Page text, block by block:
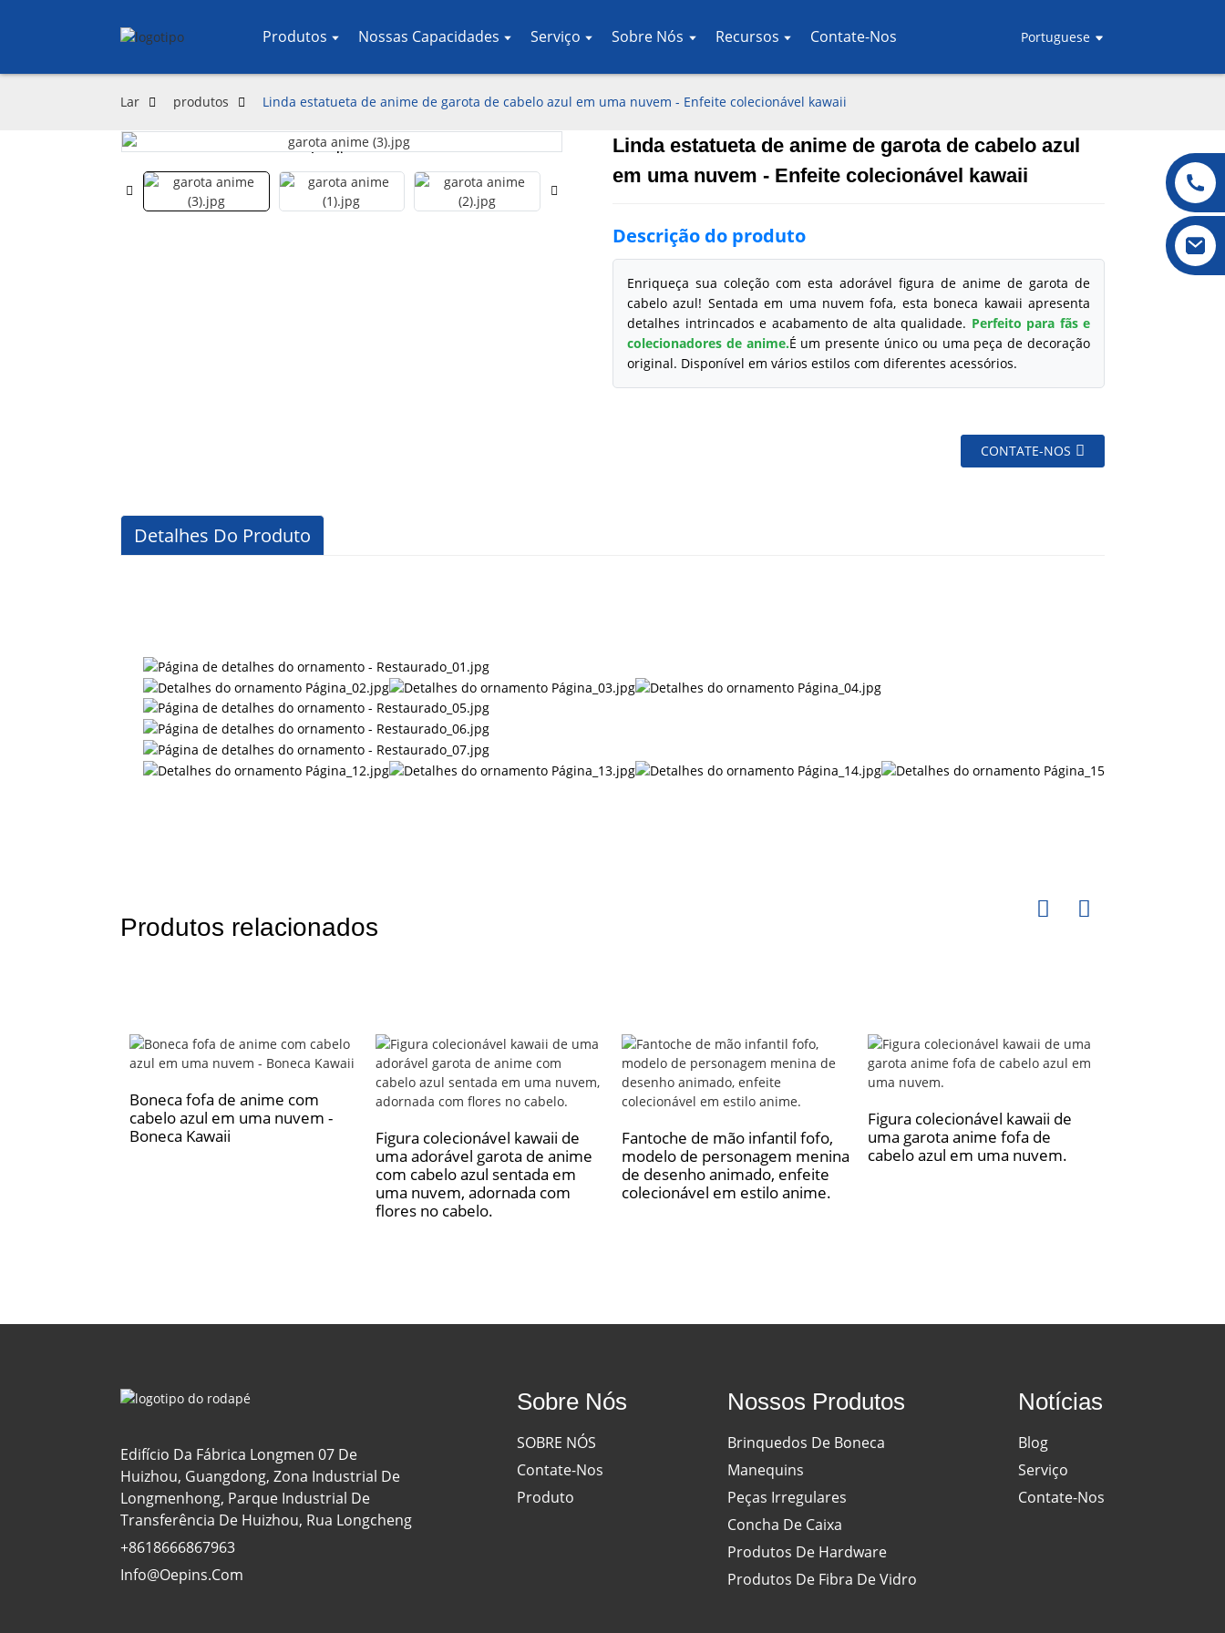
Produtos Nossas Capacidades Serviço Sobre Nós Recursos Contate-Nos Portuguese
Lar produtos Linda estatueta de anime de garota de cabelo azul em uma nuvem - Enfeite colecionável kawaii
Loading...
Loading... Loading...
Loading...
Linda estatueta de anime de garota de cabelo azul
em uma nuvem - Enfeite colecionável kawaii
Descrição do produto
Enriqueça sua coleção com esta adorável figura de anime de garota de
cabelo azul! Sentada em uma nuvem fofa, esta boneca kawaii apresenta
detalhes intrincados e acabamento de alta qualidade. Perfeito para fãs e
colecionadores de anime.É um presente único ou uma peça de decoração
original. Disponível em vários estilos com diferentes acessórios.
CONTATE-NOS
Detalhes Do Produto
Produtos relacionados
Boneca fofa de anime com
cabelo azul em uma nuvem -
Boneca Kawaii
Figura colecionável kawaii de
uma adorável garota de anime
com cabelo azul sentada em
uma nuvem, adornada com
flores no cabelo.
Fantoche de mão infantil fofo,
modelo de personagem menina
de desenho animado, enfeite
colecionável em estilo anime.
Figura colecionável kawaii de
uma garota anime fofa de
cabelo azul em uma nuvem.
Edifício Da Fábrica Longmen 07 De
Huizhou, Guangdong, Zona Industrial De
Longmenhong, Parque Industrial De
Transferência De Huizhou, Rua Longcheng
+8618666867963
Info@oepins.com
Sobre Nós
SOBRE NÓS
Contate-Nos
Produto
Nossos Produtos
Brinquedos De Boneca
Manequins
Peças Irregulares
Concha De Caixa
Produtos De Hardware
Produtos De Fibra De Vidro
Notícias
Blog
Serviço
Contate-Nos